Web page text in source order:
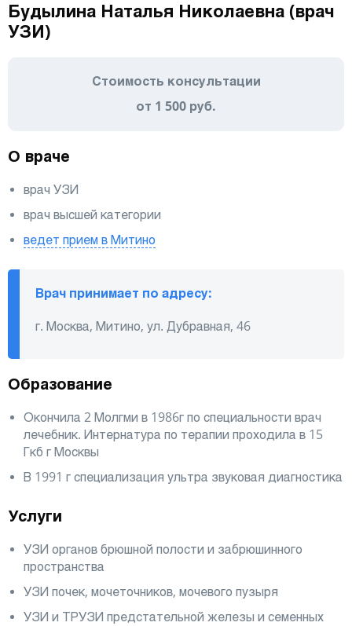
Будылина Наталья Николаевна (врач
УЗИ)
Стоимость консультации
от 1 500 руб.
О враче
врач УЗИ
врач высшей категории
ведет прием в Митино
Врач принимает по адресу:
г. Москва, Митино, ул. Дубравная, 46
Образование
Окончила 2 Молгми в 1986г по специальности врач
лечебник. Интернатура по терапии проходила в 15
Гкб г Москвы
В 1991 г специализация ультра звуковая диагностика
Услуги
УЗИ органов брюшной полости и забрюшинного
пространства
УЗИ почек, мочеточников, мочевого пузыря
УЗИ и ТРУЗИ предстательной железы и семенных